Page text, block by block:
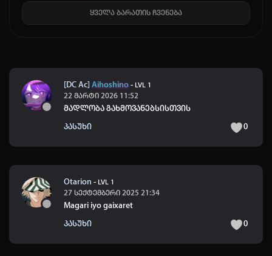
ყველა ბარათის ჩვენება
[DC Ac] Aihoshino - LVL 1
22 მარტი 2026 11:52
მადლობა გახმოვანებსისთვის
პასუხი 0
Otarion - LVL 1
27 სექტემბერი 2025 21:34
Magari iyo gaixaret
პასუხი 0